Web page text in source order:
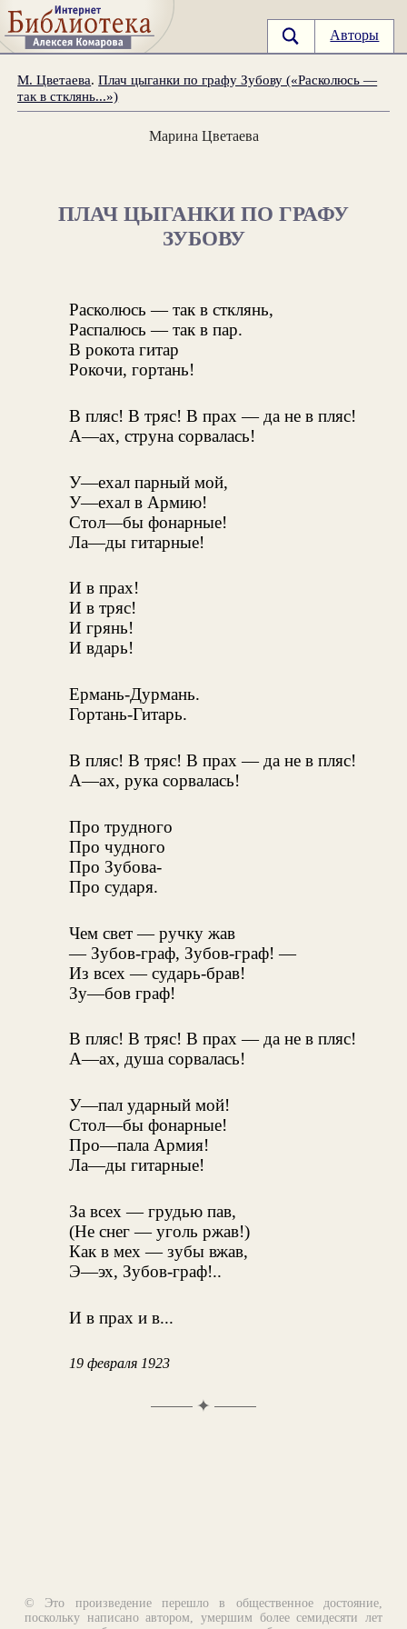
Авторы
М. Цветаева.Плач цыганки по графу Зубову («Расколюсь —
так в стклянь...»)
Марина Цветаева
ПЛАЧ ЦЫГАНКИ ПО ГРАФУ
ЗУБОВУ
Расколюсь — так в стклянь,
Распалюсь — так в пар.
В рокота гитар
Рокочи, гортань!
В пляс! В тряс! В прах — да не в пляс!
А—ах, струна сорвалась!
У—ехал парный мой,
У—ехал в Армию!
Стол—бы фонарные!
Ла—ды гитарные!
И в прах!
И в тряс!
И грянь!
И вдарь!
Ермань-Дурмань.
Гортань-Гитарь.
В пляс! В тряс! В прах — да не в пляс!
А—ах, рука сорвалась!
Про трудного
Про чудного
Про Зубова-
Про сударя.
Чем свет — ручку жав
— Зубов-граф, Зубов-граф! —
Из всех — сударь-брав!
Зу—бов граф!
В пляс! В тряс! В прах — да не в пляс!
А—ах, душа сорвалась!
У—пал ударный мой!
Стол—бы фонарные!
Про—пала Армия!
Ла—ды гитарные!
За всех — грудью пав,
(Не снег — уголь ржав!)
Как в мех — зубы вжав,
Э—эх, Зубов-граф!..
И в прах и в...
19 февраля 1923
✦
© Это произведение перешло в общественное достояние,
поскольку написано автором, умершим более семидесяти лет